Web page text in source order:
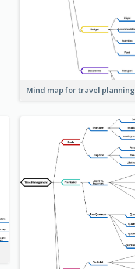
Mind map for travel planning